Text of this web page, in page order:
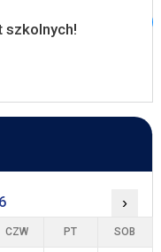
szkolnych!
›
CZW PT SOB